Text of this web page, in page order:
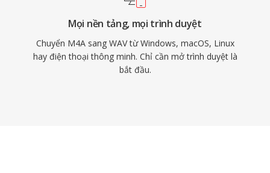
Mọi nền tảng, mọi trình duyệt
Chuyển M4A sang WAV từ Windows, macOS, Linux
hay điện thoại thông minh. Chỉ cần mở trình duyệt là
bắt đầu.